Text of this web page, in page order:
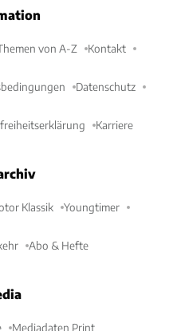
von A-Z Kontakt
Datenschutz
Karriere
Klassik Youngtimer
Abo & Hefte
Mediadaten Print